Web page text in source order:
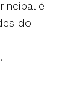
é
do